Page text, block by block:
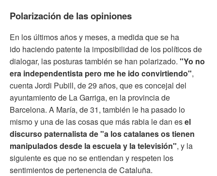
Polarización de las opiniones
En los últimos años y meses, a medida que se ha
ido haciendo patente la imposibilidad de los políticos de
dialogar, las posturas también se han polarizado. "Yo no
era independentista pero me he ido convirtiendo",
cuenta Jordi Pubill, de 29 años, que es concejal del
ayuntamiento de La Garriga, en la provincia de
Barcelona. A María, de 31, también le ha pasado lo
mismo y una de las cosas que más rabia le dan esel
discurso paternalista de "a los catalanes os tienen
manipulados desde la escuela y la televisión", y la
siguiente es que no se entiendan y respeten los
sentimientos de pertenencia de Cataluña.